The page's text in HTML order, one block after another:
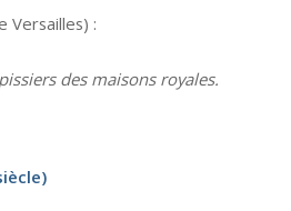
Versailles) :
des maisons royales.